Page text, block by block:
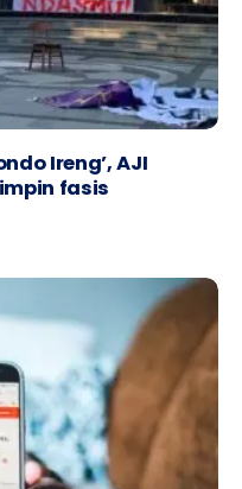
Ireng’, AJI
fasis